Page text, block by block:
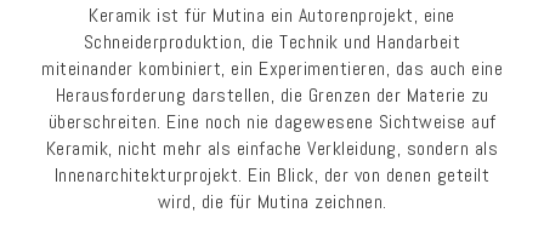
Keramik ist für Mutina ein Autorenprojekt, eine
Schneiderproduktion, die Technik und Handarbeit
miteinander kombiniert, ein Experimentieren, das auch eine
Herausforderung darstellen, die Grenzen der Materie zu
überschreiten. Eine noch nie dagewesene Sichtweise auf
Keramik, nicht mehr als einfache Verkleidung, sondern als
Innenarchitekturprojekt. Ein Blick, der von denen geteilt
wird, die für Mutina zeichnen.